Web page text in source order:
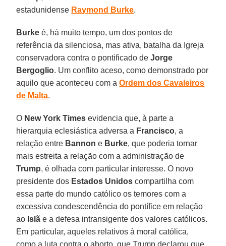
estadunidense Raymond Burke.
Burke é, há muito tempo, um dos pontos de
referência da silenciosa, mas ativa, batalha da Igreja
conservadora contra o pontificado deJorge
Bergoglio. Um conflito aceso, como demonstrado por
aquilo que aconteceu com aOrdem dos Cavaleiros
de Malta.
O New York Times evidencia que, à parte a
hierarquia eclesiástica adversa a Francisco, a
relação entre Bannon e Burke, que poderia tornar
mais estreita a relação com a administração de
Trump, é olhada com particular interesse. O novo
presidente dos Estados Unidos compartilha com
essa parte do mundo católico os temores com a
excessiva condescendência do pontífice em relação
ao Islã e a defesa intransigente dos valores católicos.
Em particular, aqueles relativos à moral católica,
como a luta contra o aborto, que Trump declarou que